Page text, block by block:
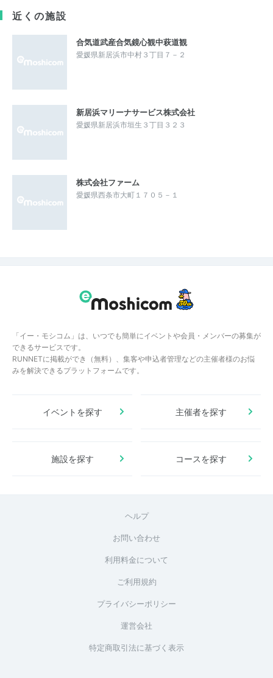
近くの施設
合気道武産合気鏡心観中萩道観
愛媛県新居浜市中村３丁目７－２
新居浜マリーナサービス株式会社
愛媛県新居浜市垣生３丁目３２３
株式会社ファーム
愛媛県西条市大町１７０５－１
「イー・モシコム」は、いつでも簡単にイベントや会員・メンバーの募集が
できるサービスです。
RUNNETに掲載ができ（無料）、集客や申込者管理などの主催者様のお悩
みを解決できるプラットフォームです。
イベントを探す 主催者を探す
施設を探す コースを探す
ヘルプ
お問い合わせ
利用料金について
ご利用規約
プライバシーポリシー
運営会社
特定商取引法に基づく表示